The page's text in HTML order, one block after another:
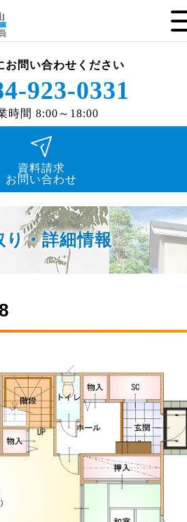
お問い合わせください
923-0331
時間 8:00～18:00
資料請求
お問い合わせ
り・詳細情報